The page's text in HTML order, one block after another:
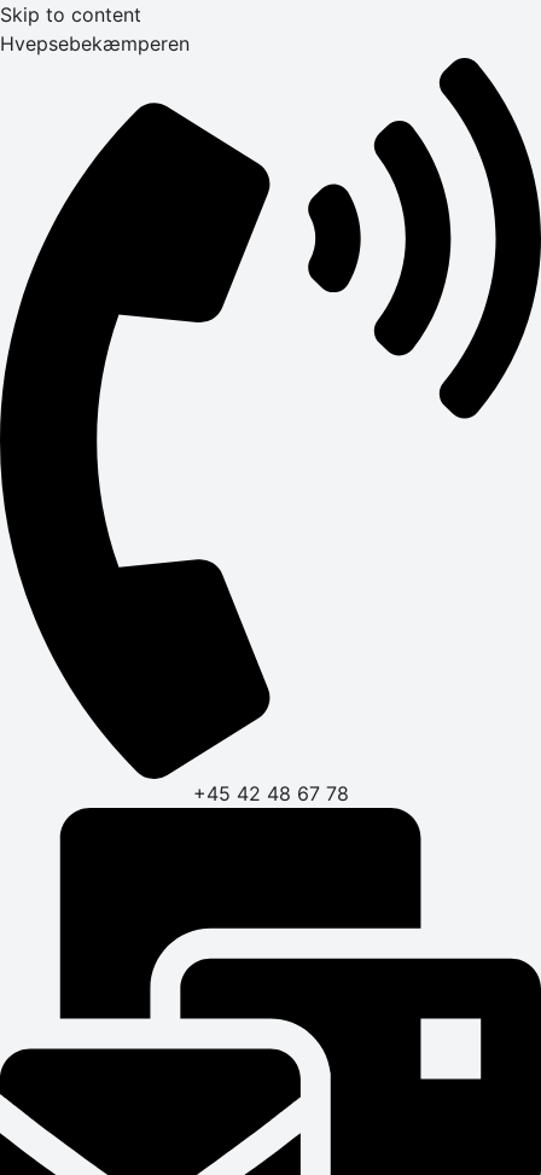
Skip to content
Hvepsebekæmperen
+45 42 48 67 78